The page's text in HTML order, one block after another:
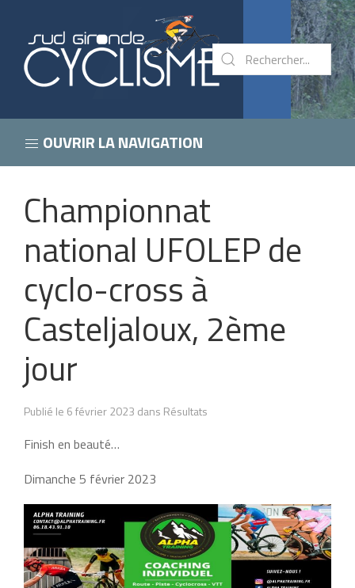
OUVRIR LA NAVIGATION
Championnat
national UFOLEP de
cyclo-cross à
Casteljaloux, 2ème
jour
Publié le 6 février 2023 dans Résultats
Finish en beauté…
Dimanche 5 février 2023